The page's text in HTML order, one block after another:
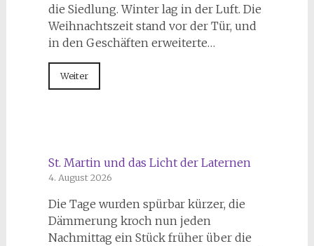
die Siedlung. Winter lag in der Luft. Die
Weihnachtszeit stand vor der Tür, und
in den Geschäften erweiterte…
Weiter
St. Martin und das Licht der Laternen
4. August 2026
Die Tage wurden spürbar kürzer, die
Dämmerung kroch nun jeden
Nachmittag ein Stück früher über die